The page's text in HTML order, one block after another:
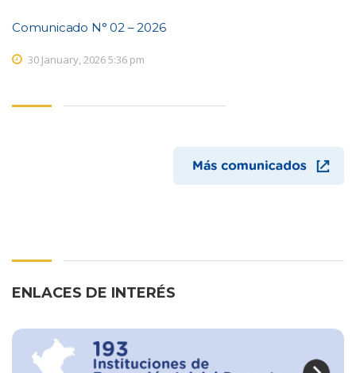
Comunicado N° 02 – 2026
30 January, 2026 5:36 pm
ENLACES DE INTERÉS